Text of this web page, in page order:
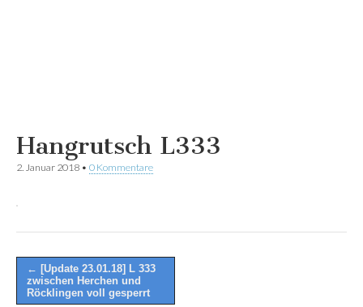
Hangrutsch L333
2. Januar 2018 • 0 Kommentare
Post
navigation
← [Update 23.01.18] L 333
zwischen Herchen und
Röcklingen voll gesperrt